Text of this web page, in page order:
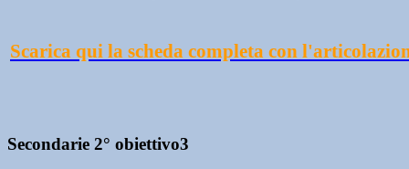
Scarica qui la scheda completa con
Secondarie 2° obiettivo3